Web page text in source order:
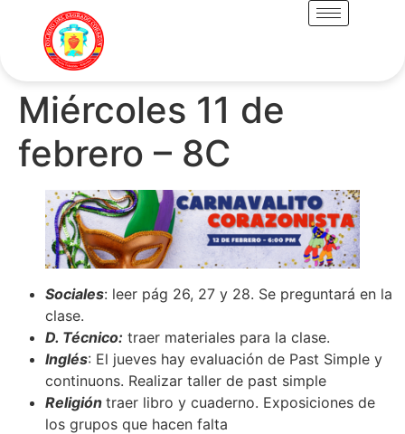
Miércoles 11 de
febrero – 8C
Sociales: leer pág 26, 27 y 28. Se preguntará en la
clase.
D. Técnico: traer materiales para la clase.
Inglés: El jueves hay evaluación de Past Simple y
continuons. Realizar taller de past simple
Religión traer libro y cuaderno. Exposiciones de
los grupos que hacen falta